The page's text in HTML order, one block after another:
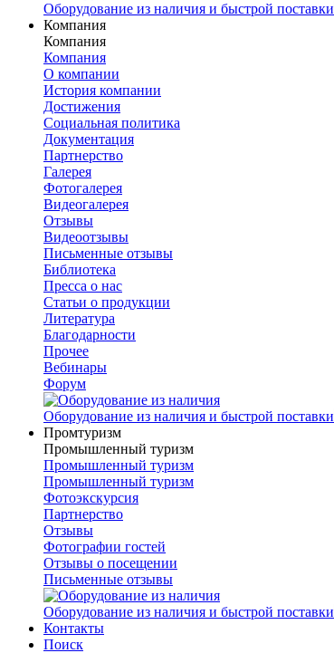
Оборудование из наличия и быстрой поставки
Компания
Компания
Компания
О компании
История компании
Достижения
Социальная политика
Документация
Партнерство
Галерея
Фотогалерея
Видеогалерея
Отзывы
Видеоотзывы
Письменные отзывы
Библиотека
Пресса о нас
Статьи о продукции
Литература
Благодарности
Прочее
Вебинары
Форум
Оборудование из наличия и быстрой поставки
Промтуризм
Промышленный туризм
Промышленный туризм
Промышленный туризм
Фотоэкскурсия
Партнерство
Отзывы
Фотографии гостей
Отзывы о посещении
Письменные отзывы
Оборудование из наличия и быстрой поставки
Контакты
Поиск